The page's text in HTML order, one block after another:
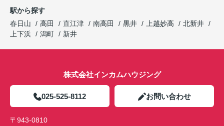
駅から探す
春日山
高田 直江津 南高田 黒井 上越妙高
北新井
上下浜
潟町 新井
株式会社インカムハウジング
025-525-8112 お問い合わせ
〒943-0810